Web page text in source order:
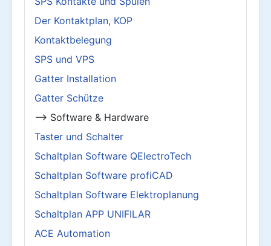
Der Kontaktplan, KOP
Kontaktbelegung
SPS und VPS
Gatter Installation
Gatter Schütze
--> Software & Hardware
Taster und Schalter
Schaltplan Software QElectroTech
Schaltplan Software profiCAD
Schaltplan Software Elektroplanung
Schaltplan APP UNIFILAR
ACE Automation